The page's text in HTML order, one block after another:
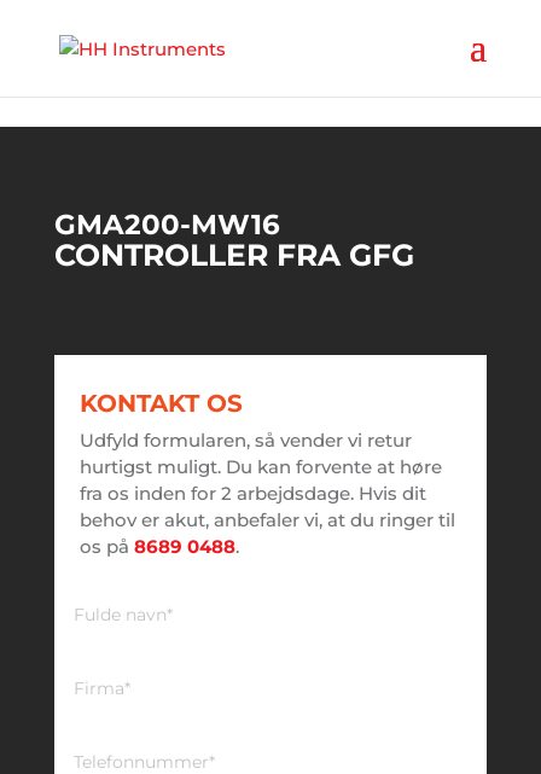
GMA200-MW16
CONTROLLER FRA GFG
KONTAKT OS
Udfyld formularen, så vender vi retur
hurtigst muligt. Du kan forvente at høre
fra os inden for 2 arbejdsdage. Hvis dit
behov er akut, anbefaler vi, at du ringer til
os på 8689 0488.